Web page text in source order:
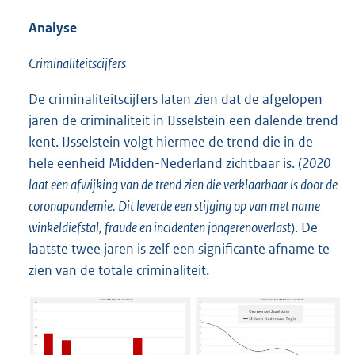
Analyse
Criminaliteitscijfers
De criminaliteitscijfers laten zien dat de afgelopen
jaren de criminaliteit in IJsselstein een dalende trend
kent. IJsselstein volgt hiermee de trend die in de
hele eenheid Midden-Nederland zichtbaar is. (2020
laat een afwijking van de trend zien die verklaarbaar is door de
coronapandemie. Dit leverde een stijging op van met name
winkeldiefstal, fraude en incidenten jongerenoverlast). De
laatste twee jaren is zelf een significante afname te
zien van de totale criminaliteit.